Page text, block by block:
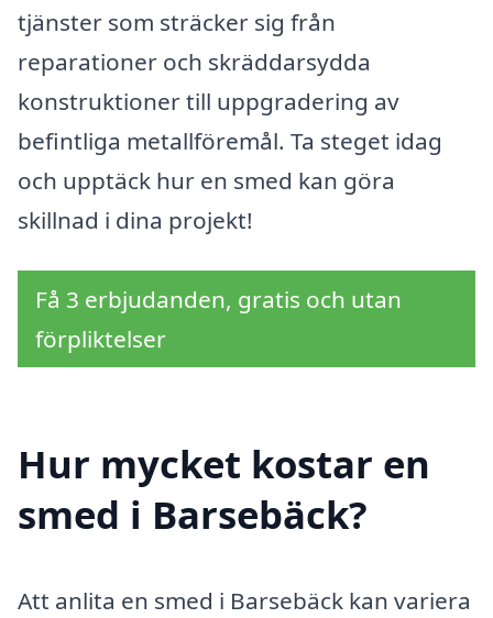
tjänster som sträcker sig från
reparationer och skräddarsydda
konstruktioner till uppgradering av
befintliga metallföremål. Ta steget idag
och upptäck hur en smed kan göra
skillnad i dina projekt!
Få 3 erbjudanden, gratis och utan
förpliktelser
Hur mycket kostar en
smed i Barsebäck?
Att anlita en smed i Barsebäck kan variera